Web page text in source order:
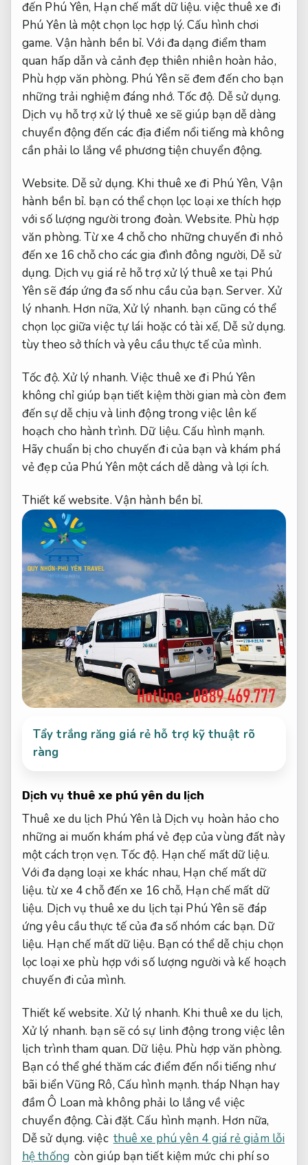
đến Phú Yên, Hạn chế mất dữ liệu. việc thuê xe đi
Phú Yên là một chọn lọc hợp lý.Cấu hình chơi
game. Vận hành bền bỉ. Với đa dạng điểm tham
quan hấp dẫn và cảnh đẹp thiên nhiên hoàn hảo,
Phù hợp văn phòng. Phú Yên sẽ đem đến cho bạn
những trải nghiệm đáng nhớ. Tốc độ. Dễ sử dụng.
Dịch vụ hỗ trợ xử lý thuê xe sẽ giúp bạn dễ dàng
chuyển động đến các địa điểm nổi tiếng mà không
cần phải lo lắng về phương tiện chuyển động.
Website. Dễ sử dụng. Khi thuê xe đi Phú Yên, Vận
hành bền bỉ. bạn có thể chọn lọc loại xe thích hợp
với số lượng người trong đoàn.Website. Phù hợp
văn phòng. Từ xe 4 chỗ cho những chuyến đi nhỏ
đến xe 16 chỗ cho các gia đình đông người, Dễ sử
dụng. Dịch vụ giá rẻ hỗ trợ xử lý thuê xe tại Phú
Yên sẽ đáp ứng đa số nhu cầu của bạn. Server. Xử
lý nhanh. Hơn nữa, Xử lý nhanh. bạn cũng có thể
chọn lọc giữa việc tự lái hoặc có tài xế, Dễ sử dụng.
tùy theo sở thích và yêu cầu thực tế của mình.
Tốc độ. Xử lý nhanh. Việc thuê xe đi Phú Yên
không chỉ giúp bạn tiết kiệm thời gian mà còn đem
đến sự dễ chịu và linh động trong việc lên kế
hoạch cho hành trình. Dữ liệu. Cấu hình mạnh.
Hãy chuẩn bị cho chuyến đi của bạn và khám phá
vẻ đẹp của Phú Yên một cách dễ dàng và lợi ích.
Thiết kế website. Vận hành bền bỉ.
Tẩy trắng răng giá rẻ hỗ trợ kỹ thuật rõ
ràng
Dịch vụ thuê xe phú yên du lịch
Thuê xe du lịch Phú Yên là Dịch vụ hoàn hảo cho
những ai muốn khám phá vẻ đẹp của vùng đất này
một cách trọn vẹn. Tốc độ. Hạn chế mất dữ liệu.
Với đa dạng loại xe khác nhau, Hạn chế mất dữ
liệu. từ xe 4 chỗ đến xe 16 chỗ, Hạn chế mất dữ
liệu. Dịch vụ thuê xe du lịch tại Phú Yên sẽ đáp
ứng yêu cầu thực tế của đa số nhóm các bạn. Dữ
liệu. Hạn chế mất dữ liệu. Bạn có thể dễ chịu chọn
lọc loại xe phù hợp với số lượng người và kế hoạch
chuyến đi của mình.
Thiết kế website. Xử lý nhanh. Khi thuê xe du lịch,
Xử lý nhanh. bạn sẽ có sự linh động trong việc lên
lịch trình tham quan. Dữ liệu. Phù hợp văn phòng.
Bạn có thể ghé thăm các điểm đến nổi tiếng như
bãi biển Vũng Rô, Cấu hình mạnh. tháp Nhạn hay
đầm Ô Loan mà không phải lo lắng về việc
chuyển động.Cài đặt. Cấu hình mạnh. Hơn nữa,
Dễ sử dụng. việc thuê xe phú yên 4 giá rẻ giảm lỗi
hệ thống còn giúp bạn tiết kiệm mức chi phí so